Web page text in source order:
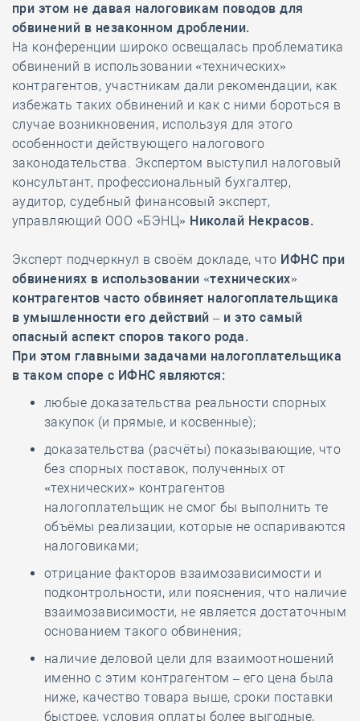
при этом не давая налоговикам поводов для
обвинений в незаконном дроблении.
На конференции широко освещалась проблематика
обвинений в использовании «технических»
контрагентов, участникам дали рекомендации, как
избежать таких обвинений и как с ними бороться в
случае возникновения, используя для этого
особенности действующего налогового
законодательства. Экспертом выступил налоговый
консультант, профессиональный бухгалтер,
аудитор, судебный финансовый эксперт,
управляющий ООО «БЭНЦ» Николай Некрасов.
Эксперт подчеркнул в своём докладе, что ИФНС при
обвинениях в использовании «технических»
контрагентов часто обвиняет налогоплательщика
в умышленности его действий – и это самый
опасный аспект споров такого рода.
При этом главными задачами налогоплательщика
в таком споре с ИФНС являются:
любые доказательства реальности спорных
закупок (и прямые, и косвенные);
доказательства (расчёты) показывающие, что
без спорных поставок, полученных от
«технических» контрагентов
налогоплательщик не смог бы выполнить те
объёмы реализации, которые не оспариваются
налоговиками;
отрицание факторов взаимозависимости и
подконтрольности, или пояснения, что наличие
взаимозависимости, не является достаточным
основанием такого обвинения;
наличие деловой цели для взаимоотношений
именно с этим контрагентом – его цена была
ниже, качество товара выше, сроки поставки
быстрее, условия оплаты более выгодные,